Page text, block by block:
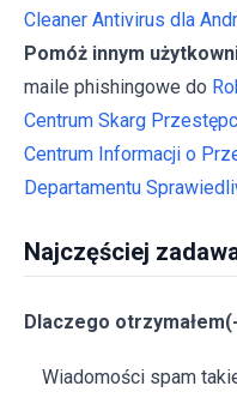
Cleaner Antivirus dla
Pomóż innym
maile phishingowe do
Centrum Skarg
Centrum Informacji o
Departamentu
Najczęściej
Dlaczego
Wiadomości spam